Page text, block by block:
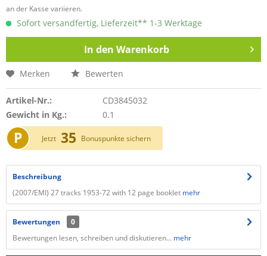
an der Kasse variieren.
Sofort versandfertig, Lieferzeit** 1-3 Werktage
In den Warenkorb
Merken Bewerten
Artikel-Nr.:
CD3845032
Gewicht in Kg.:
0.1
P Jetzt 35 Bonuspunkte sichern
Beschreibung
(2007/EMI) 27 tracks 1953-72 with 12 page booklet mehr
Bewertungen
0
Bewertungen lesen, schreiben und diskutieren... mehr